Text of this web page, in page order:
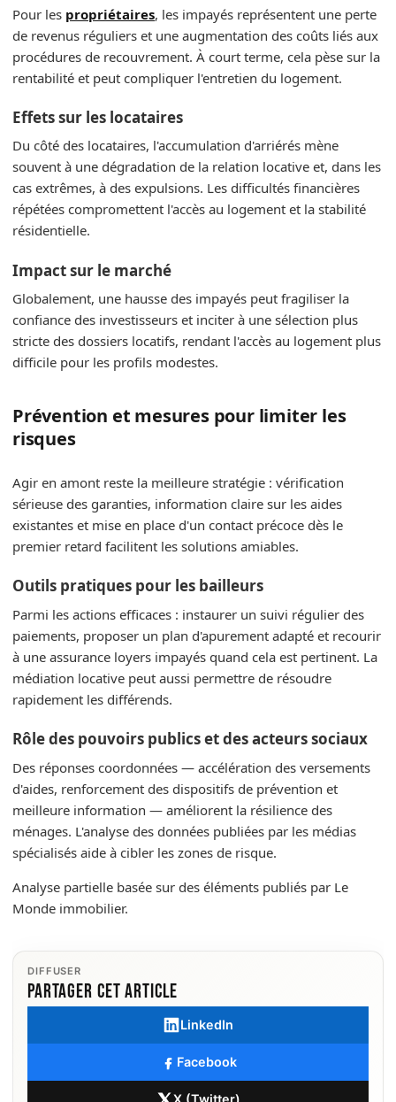
Pour les propriétaires, les impayés représentent une perte
de revenus réguliers et une augmentation des coûts liés aux
procédures de recouvrement. À court terme, cela pèse sur la
rentabilité et peut compliquer l'entretien du logement.
Effets sur les locataires
Du côté des locataires, l'accumulation d'arriérés mène
souvent à une dégradation de la relation locative et, dans les
cas extrêmes, à des expulsions. Les difficultés financières
répétées compromettent l'accès au logement et la stabilité
résidentielle.
Impact sur le marché
Globalement, une hausse des impayés peut fragiliser la
confiance des investisseurs et inciter à une sélection plus
stricte des dossiers locatifs, rendant l'accès au logement plus
difficile pour les profils modestes.
Prévention et mesures pour limiter les
risques
Agir en amont reste la meilleure stratégie : vérification
sérieuse des garanties, information claire sur les aides
existantes et mise en place d'un contact précoce dès le
premier retard facilitent les solutions amiables.
Outils pratiques pour les bailleurs
Parmi les actions efficaces : instaurer un suivi régulier des
paiements, proposer un plan d'apurement adapté et recourir
à une assurance loyers impayés quand cela est pertinent. La
médiation locative peut aussi permettre de résoudre
rapidement les différends.
Rôle des pouvoirs publics et des acteurs sociaux
Des réponses coordonnées — accélération des versements
d'aides, renforcement des dispositifs de prévention et
meilleure information — améliorent la résilience des
ménages. L'analyse des données publiées par les médias
spécialisés aide à cibler les zones de risque.
Analyse partielle basée sur des éléments publiés par Le
Monde immobilier.
DIFFUSER
Partager cet article
LinkedIn
Facebook
X (Twitter)